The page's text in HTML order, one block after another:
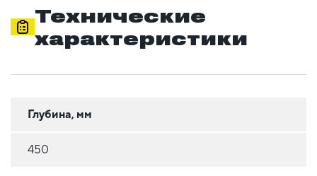
Технические
характеристики
Глубина, мм
450